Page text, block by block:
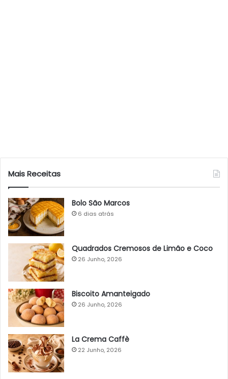
Mais Receitas
Bolo São Marcos
6 dias atrás
Quadrados Cremosos de Limão e Coco
26 Junho, 2026
Biscoito Amanteigado
26 Junho, 2026
La Crema Caffè
22 Junho, 2026